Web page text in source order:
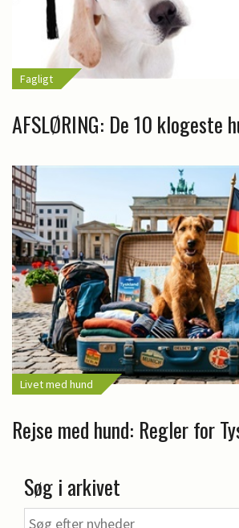
Fagligt
AFSLØRING: De 10 klogeste
Livet med hund
Rejse med hund: Regler for
Søg i arkivet